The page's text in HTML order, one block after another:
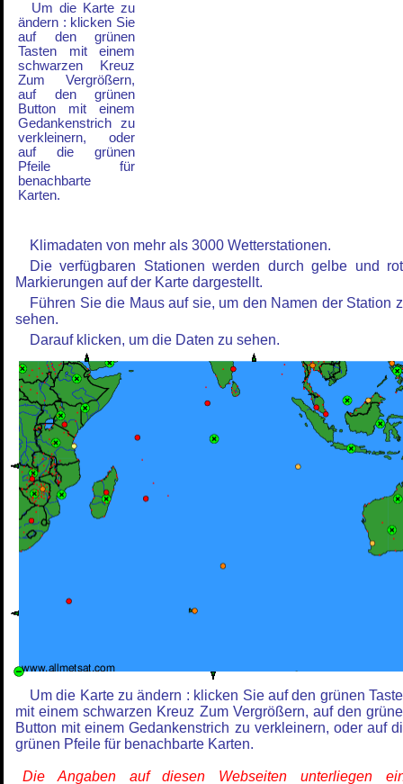
Um die Karte zu
ändern : klicken Sie
auf den grünen
Tasten mit einem
schwarzen Kreuz
Zum Vergrößern,
auf den grünen
Button mit einem
Gedankenstrich zu
verkleinern, oder
auf die grünen
Pfeile für
benachbarte
Karten.
Klimadaten von mehr als 3000 Wetterstationen.
Die verfügbaren Stationen werden durch gelbe und
Markierungen auf der Karte dargestellt.
Führen Sie die Maus auf sie, um den Namen der Station
sehen.
Darauf klicken, um die Daten zu sehen.
Um die Karte zu ändern : klicken Sie auf den grünen
mit einem schwarzen Kreuz Zum Vergrößern, auf den
Button mit einem Gedankenstrich zu verkleinern, oder auf
grünen Pfeile für benachbarte Karten.
Die Angaben auf diesen Webseiten unterliegen